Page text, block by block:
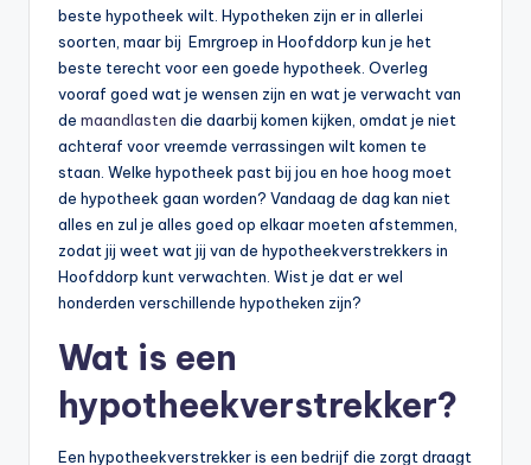
beste hypotheek wilt. Hypotheken zijn er in allerlei
soorten, maar bij Emrgroep in Hoofddorp kun je het
beste terecht voor een goede hypotheek. Overleg
vooraf goed wat je wensen zijn en wat je verwacht van
de maandlasten die daarbij komen kijken, omdat je niet
achteraf voor vreemde verrassingen wilt komen te
staan. Welke hypotheek past bij jou en hoe hoog moet
de hypotheek gaan worden? Vandaag de dag kan niet
alles en zul je alles goed op elkaar moeten afstemmen,
zodat jij weet wat jij van de hypotheekverstrekkers in
Hoofddorp kunt verwachten. Wist je dat er wel
honderden verschillende hypotheken zijn?
Wat is een
hypotheekverstrekker?
Een hypotheekverstrekker is een bedrijf die zorgt draagt